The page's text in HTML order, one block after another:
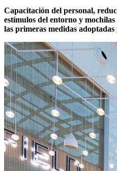
Capacitación del personal,
estímulos del entorno y mochilas
las primeras medidas